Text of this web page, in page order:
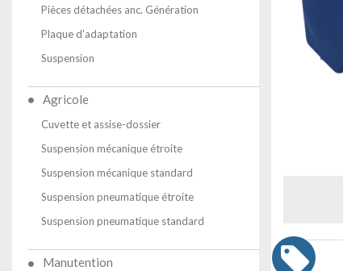
Pièces détachées anc. Génération
Plaque d'adaptation
Suspension
Agricole
Cuvette et assise-dossier
Suspension mécanique étroite
Suspension mécanique standard
Suspension pneumatique étroite
Suspension pneumatique standard
Manutention